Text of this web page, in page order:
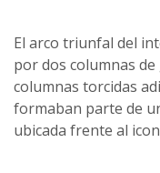
El arco triunfal del
por dos columnas
columnas torcidas
formaban parte de
ubicada frente al